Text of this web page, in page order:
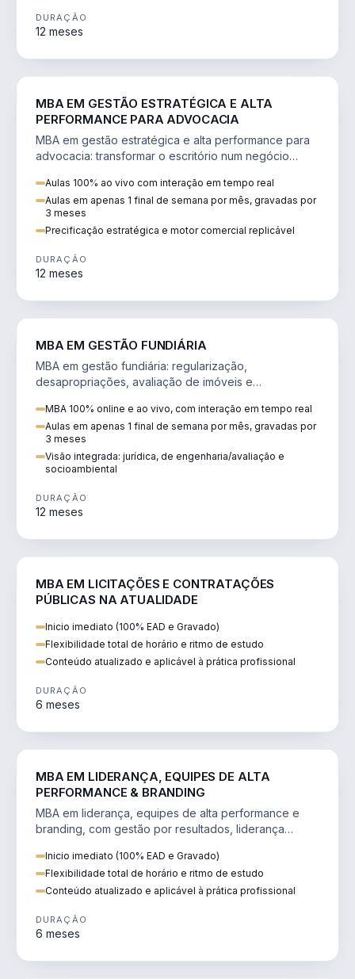
DURAÇÃO
12 meses
MBA EM GESTÃO ESTRATÉGICA E ALTA
PERFORMANCE PARA ADVOCACIA
MBA em gestão estratégica e alta performance para
advocacia: transformar o escritório num negócio
Aulas 100% ao vivo com interação em tempo real
Aulas em apenas 1 final de semana por mês, gravadas por
3 meses
Precificação estratégica e motor comercial replicável
DURAÇÃO
12 meses
MBA EM GESTÃO FUNDIÁRIA
MBA em gestão fundiária: regularização,
desapropriações, avaliação de imóveis e
MBA 100% online e ao vivo, com interação em tempo real
Aulas em apenas 1 final de semana por mês, gravadas por
3 meses
Visão integrada: jurídica, de engenharia/avaliação e
socioambiental
DURAÇÃO
12 meses
MBA EM LICITAÇÕES E CONTRATAÇÕES
PÚBLICAS NA ATUALIDADE
Inicio imediato (100% EAD e Gravado)
Flexibilidade total de horário e ritmo de estudo
Conteúdo atualizado e aplicável à prática profissional
DURAÇÃO
6 meses
MBA EM LIDERANÇA, EQUIPES DE ALTA
PERFORMANCE & BRANDING
MBA em liderança, equipes de alta performance e
branding, com gestão por resultados, liderança
Inicio imediato (100% EAD e Gravado)
Flexibilidade total de horário e ritmo de estudo
Conteúdo atualizado e aplicável à prática profissional
DURAÇÃO
6 meses